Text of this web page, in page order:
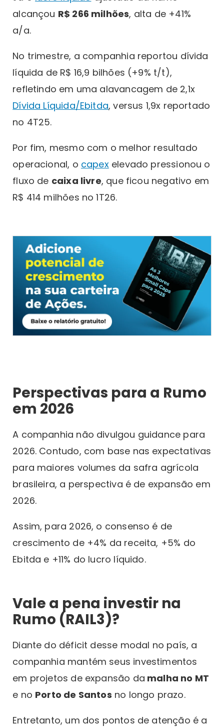
alcançou R$ 266 milhões, alta de +41%
a/a.
No trimestre, a companhia reportou dívida
líquida de R$ 16,9 bilhões (+9% t/t),
refletindo em uma alavancagem de 2,1x
Dívida Líquida/Ebitda, versus 1,9x reportado
no 4T25.
Por fim, mesmo com o melhor resultado
operacional, o capexelevado pressionou o
fluxo de caixa livre, que ficou negativo em
R$ 414 milhões no 1T26.
Perspectivas para a Rumo
em 2026
A companhia não divulgou guidance para
2026. Contudo, com base nas expectativas
para maiores volumes da safra agrícola
brasileira, a perspectiva é de expansão em
2026.
Assim, para 2026, o consenso é de
crescimento de +4% da receita, +5% do
Ebitda e +11% do lucro líquido.
Vale a pena investir na
Rumo (RAIL3)?
Diante do déficit desse modal no país, a
companhia mantém seus investimentos
em projetos de expansão da malha no MT
e no Porto de Santos no longo prazo.
Entretanto, um dos pontos de atenção é a